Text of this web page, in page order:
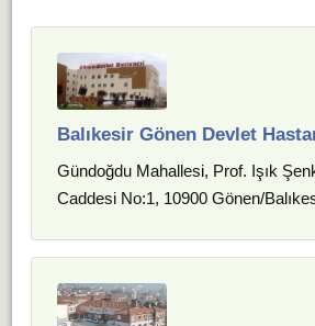
Balıkesir Gönen Devlet
Gündoğdu Mahallesi, Prof. Işık
Caddesi No:1, 10900 Gönen/